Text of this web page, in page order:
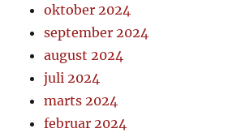
oktober 2024
september 2024
august 2024
juli 2024
marts 2024
februar 2024